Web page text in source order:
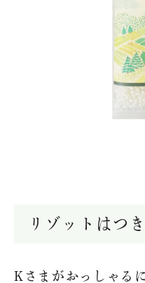
リゾットはつ
Kさまがおっしゃる